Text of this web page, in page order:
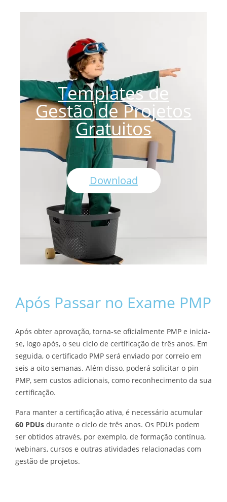
Templates de
Gestão de Projetos
Gratuitos
Download
Após Passar no Exame PMP
Após obter aprovação, torna-se oficialmente PMP e inicia-
se, logo após, o seu ciclo de certificação de três anos. Em
seguida, o certificado PMP será enviado por correio em
seis a oito semanas. Além disso, poderá solicitar o pin
PMP, sem custos adicionais, como reconhecimento da sua
certificação.
Para manter a certificação ativa, é necessário acumular
60 PDUs durante o ciclo de três anos. Os PDUs podem
ser obtidos através, por exemplo, de formação contínua,
webinars, cursos e outras atividades relacionadas com
gestão de projetos.